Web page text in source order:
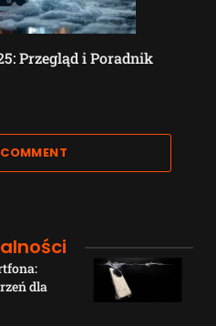
Przegląd i Poradnik
dla